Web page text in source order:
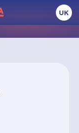
UK